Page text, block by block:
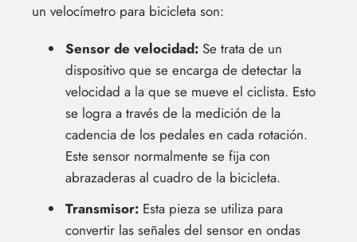
un velocímetro para bicicleta son:
Sensor de velocidad: Se trata de un
dispositivo que se encarga de detectar la
velocidad a la que se mueve el ciclista. Esto
se logra a través de la medición de la
cadencia de los pedales en cada rotación.
Este sensor normalmente se fija con
abrazaderas al cuadro de la bicicleta.
Transmisor: Esta pieza se utiliza para
convertir las señales del sensor en ondas